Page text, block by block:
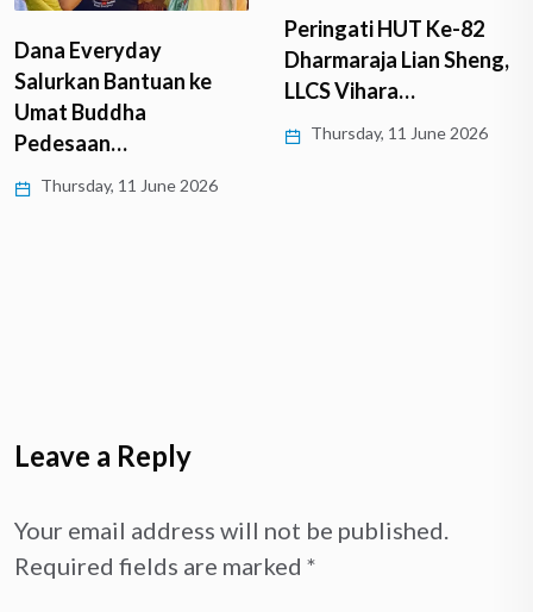
Dana Everyday
Salurkan Bantuan ke
Umat Buddha
Pedesaan…
Thursday, 11 June 2026
Peringati HUT Ke-82
Dharmaraja Lian Sheng,
LLCS Vihara…
Thursday, 11 June 2026
Leave a Reply
Your email address will not be published.
Required fields are marked *